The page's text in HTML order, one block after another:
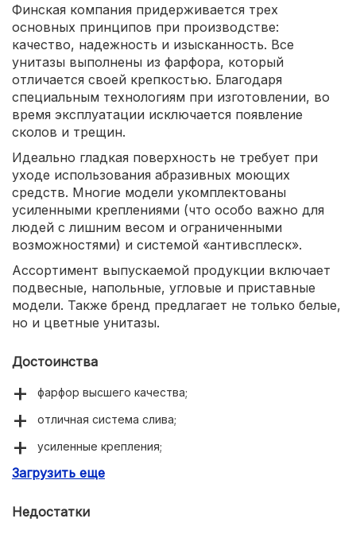
Финская компания придерживается трех
основных принципов при производстве:
качество, надежность и изысканность. Все
унитазы выполнены из фарфора, который
отличается своей крепкостью. Благодаря
специальным технологиям при изготовлении, во
время эксплуатации исключается появление
сколов и трещин.
Идеально гладкая поверхность не требует при
уходе использования абразивных моющих
средств. Многие модели укомплектованы
усиленными креплениями (что особо важно для
людей с лишним весом и ограниченными
возможностями) и системой «антивсплеск».
Ассортимент выпускаемой продукции включает
подвесные, напольные, угловые и приставные
модели. Также бренд предлагает не только белые,
но и цветные унитазы.
Достоинства
фарфор высшего качества;
отличная система слива;
усиленные крепления;
удобная кнопка спуска;
Загрузить еще
Недостатки